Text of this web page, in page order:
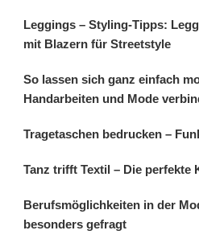
Leggings – Styling-Tipps:
mit Blazern für Streetstyle
So lassen sich ganz einfach
Handarbeiten und Mode
Tragetaschen bedrucken –
Tanz trifft Textil – Die perfekte
Berufsmöglichkeiten in der
besonders gefragt